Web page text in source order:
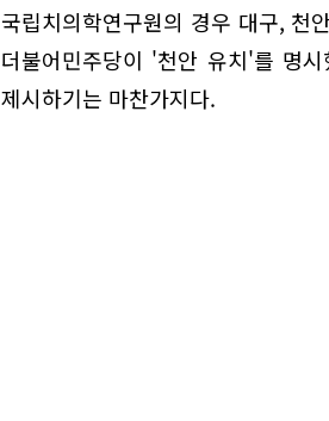
국립치의학연구원의 경우 대구, 천
더불어민주당이 '천안 유치'를 명
제시하기는 마찬가지다.